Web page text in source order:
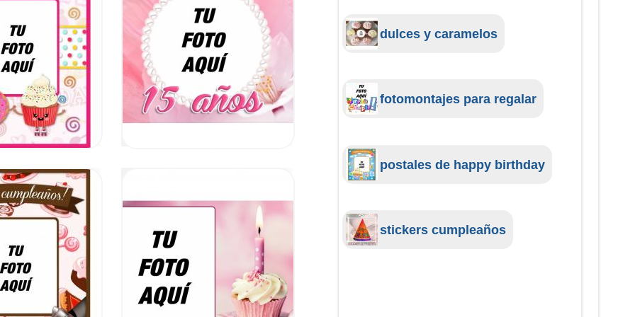
dulces y caramelos
fotomontajes para regalar
postales de happy birthday
stickers cumpleaños